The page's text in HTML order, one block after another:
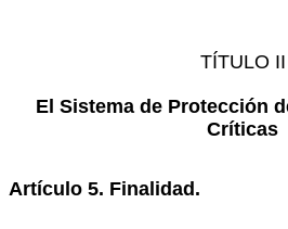
TÍTULO II
El Sistema de Protección
Críticas
Artículo 5. Finalidad.